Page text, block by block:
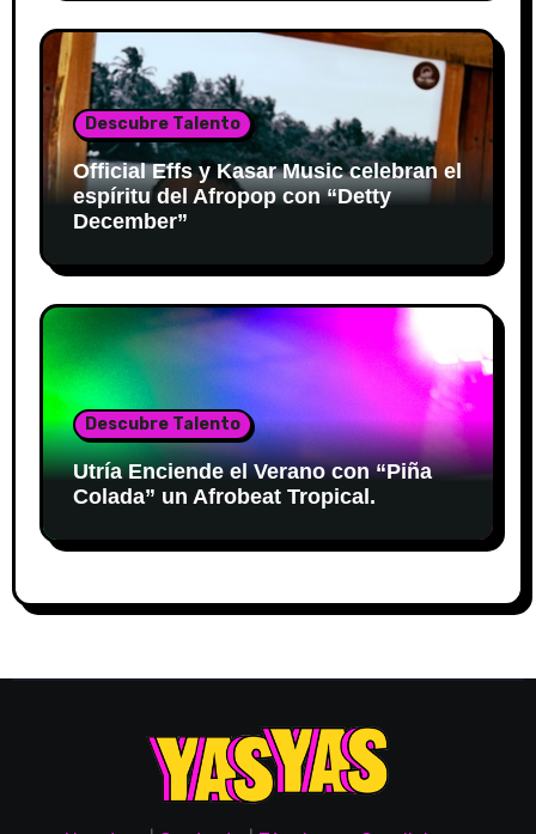
Descubre Talento
Official Effs y Kasar Music celebran el
espíritu del Afropop con “Detty
December”
Descubre Talento
Utría Enciende el Verano con “Piña
Colada” un Afrobeat Tropical.